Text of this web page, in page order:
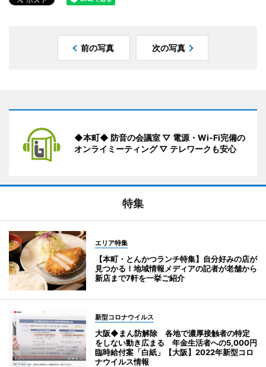
前の写真 次の写真
◆本町◆ 防音の会議室 ▽ 電源・Wi-Fi完備の
オンライミーティング ▽ テレワークも安心
特集
エリア特集
【本町・とんかつランチ特集】自分好みの店が
見つかる！地域情報メディアの記者が老舗から
新店まで7軒を一挙ご紹介
新型コロナウイルス
大阪◆まん防解除 各地で濃厚接触者の特定
をしない動き広まる 年金生活者への5,000円
臨時給付案「白紙」【大阪】2022年新型コロ
ナウイルス情報